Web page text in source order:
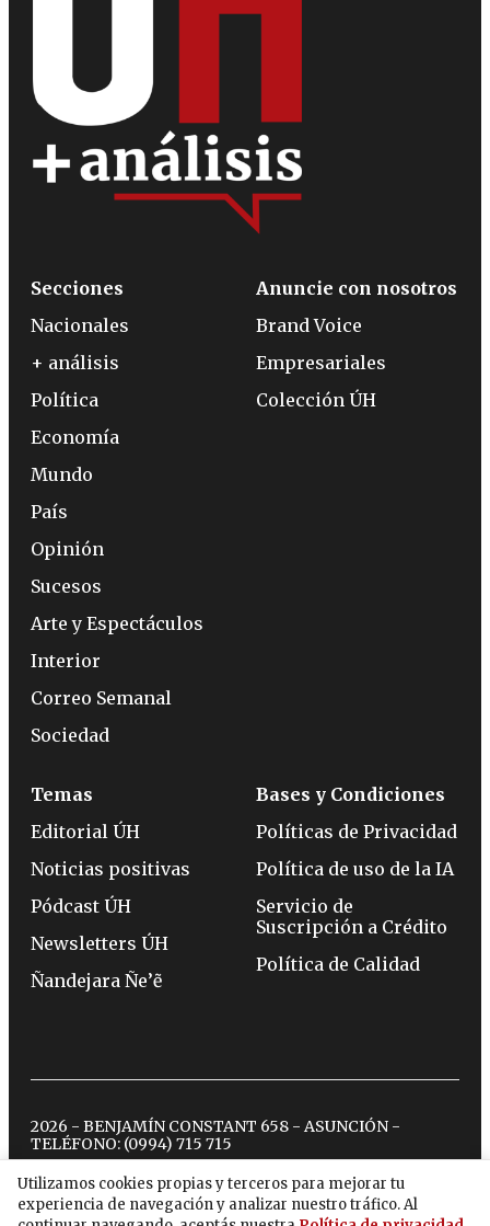
Utilizamos cookies propias y terceros para mejorar tu
experiencia de navegación y analizar nuestro tráfico. Al
Secciones
Nacionales
+ análisis
Política
Economía
Mundo
País
Opinión
Sucesos
Arte y Espectáculos
Interior
Correo Semanal
Sociedad
Anuncie con nosotros
Brand Voice
Empresariales
Colección ÚH
Temas
Editorial ÚH
Noticias positivas
Pódcast ÚH
Newsletters ÚH
Ñandejara Ñe’ẽ
Bases y Condiciones
Políticas de Privacidad
Política de uso de la IA
Servicio de
Suscripción a Crédito
Política de Calidad
2026 - BENJAMÍN CONSTANT 658 - ASUNCIÓN -
TELÉFONO: (0994) 715 715
twitterinstagram
facebook
tiktokyoutubespotify